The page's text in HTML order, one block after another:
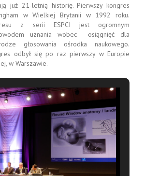
już 21-letnią historię. Pierwszy kongres
w Wielkiej Brytanii w 1992 roku.
z serii ESPCI jest ogromnym
uznania wobec osiągnięć dla
głosowania ośrodka naukowego.
odbył się po raz pierwszy w Europie
w Warszawie.